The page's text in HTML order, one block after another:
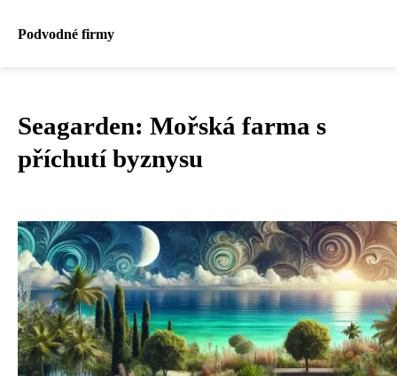
Podvodné firmy
Seagarden: Mořská farma s
příchutí byznysu